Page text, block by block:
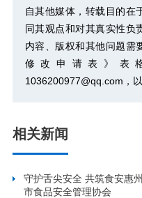
自其他媒体，转载目的在
同其观点和对其真实性负
内容、版权和其他问题需
修改申请表》 表
1036200977@qq.com，
相关新闻
守护舌尖安全 共筑食安惠
市食品安全管理协会